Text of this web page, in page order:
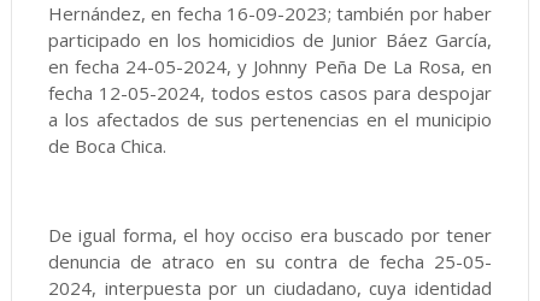
Hernández, en fecha 16-09-2023; también por haber
participado en los homicidios de Junior Báez García,
en fecha 24-05-2024, y Johnny Peña De La Rosa, en
fecha 12-05-2024, todos estos casos para despojar
a los afectados de sus pertenencias en el municipio
de Boca Chica.
De igual forma, el hoy occiso era buscado por tener
denuncia de atraco en su contra de fecha 25-05-
2024, interpuesta por un ciudadano, cuya identidad